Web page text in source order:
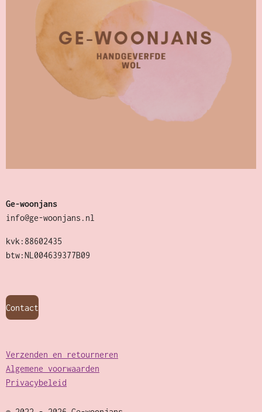
Ge-woonjans
info@ge-woonjans.nl
kvk:88602435
btw:NL004639377B09
Contact
Verzenden en retourneren
Algemene voorwaarden
Privacybeleid